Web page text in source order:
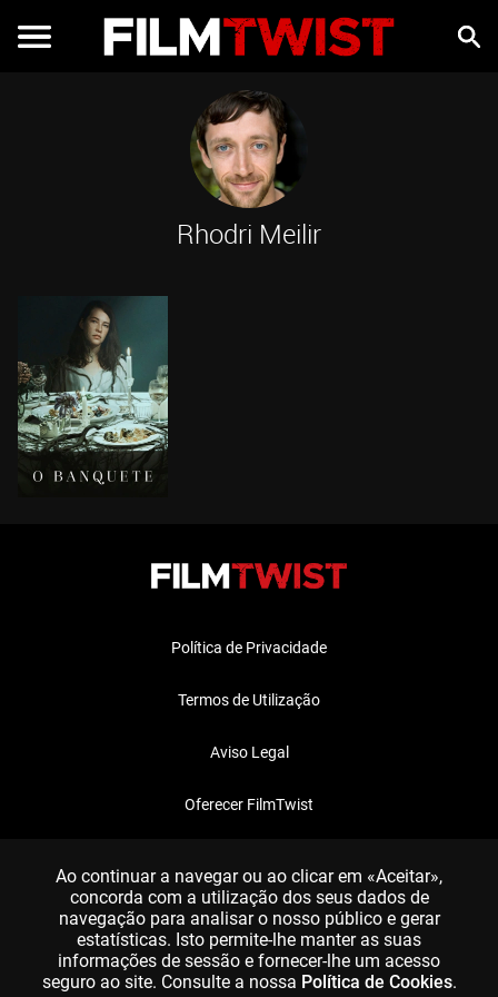
Rhodri Meilir
Política de Privacidade
Termos de Utilização
Aviso Legal
Oferecer FilmTwist
Ao continuar a navegar ou ao clicar em «Aceitar»,
concorda com a utilização dos seus dados de
navegação para analisar o nosso público e gerar
estatísticas. Isto permite-lhe manter as suas
informações de sessão e fornecer-lhe um acesso
seguro ao site. Consulte a nossa Política de Cookies.